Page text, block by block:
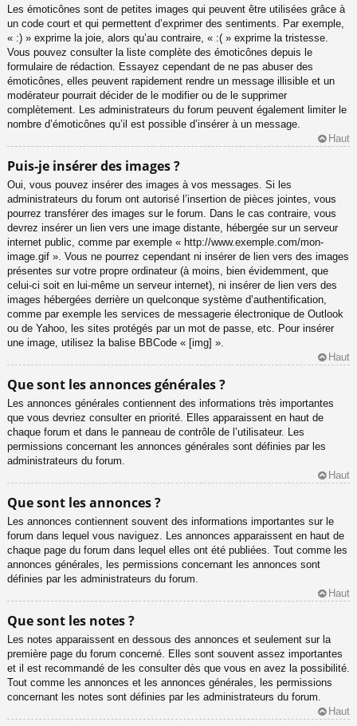
Les émoticônes sont de petites images qui peuvent être utilisées grâce à
un code court et qui permettent d’exprimer des sentiments. Par exemple,
« :) » exprime la joie, alors qu’au contraire, « :( » exprime la tristesse.
Vous pouvez consulter la liste complète des émoticônes depuis le
formulaire de rédaction. Essayez cependant de ne pas abuser des
émoticônes, elles peuvent rapidement rendre un message illisible et un
modérateur pourrait décider de le modifier ou de le supprimer
complètement. Les administrateurs du forum peuvent également limiter le
nombre d’émoticônes qu’il est possible d’insérer à un message.
Haut
Puis-je insérer des images ?
Oui, vous pouvez insérer des images à vos messages. Si les
administrateurs du forum ont autorisé l’insertion de pièces jointes, vous
pourrez transférer des images sur le forum. Dans le cas contraire, vous
devrez insérer un lien vers une image distante, hébergée sur un serveur
internet public, comme par exemple « http://www.exemple.com/mon-
image.gif ». Vous ne pourrez cependant ni insérer de lien vers des images
présentes sur votre propre ordinateur (à moins, bien évidemment, que
celui-ci soit en lui-même un serveur internet), ni insérer de lien vers des
images hébergées derrière un quelconque système d’authentification,
comme par exemple les services de messagerie électronique de Outlook
ou de Yahoo, les sites protégés par un mot de passe, etc. Pour insérer
une image, utilisez la balise BBCode « [img] ».
Haut
Que sont les annonces générales ?
Les annonces générales contiennent des informations très importantes
que vous devriez consulter en priorité. Elles apparaissent en haut de
chaque forum et dans le panneau de contrôle de l’utilisateur. Les
permissions concernant les annonces générales sont définies par les
administrateurs du forum.
Haut
Que sont les annonces ?
Les annonces contiennent souvent des informations importantes sur le
forum dans lequel vous naviguez. Les annonces apparaissent en haut de
chaque page du forum dans lequel elles ont été publiées. Tout comme les
annonces générales, les permissions concernant les annonces sont
définies par les administrateurs du forum.
Haut
Que sont les notes ?
Les notes apparaissent en dessous des annonces et seulement sur la
première page du forum concerné. Elles sont souvent assez importantes
et il est recommandé de les consulter dès que vous en avez la possibilité.
Tout comme les annonces et les annonces générales, les permissions
concernant les notes sont définies par les administrateurs du forum.
Haut